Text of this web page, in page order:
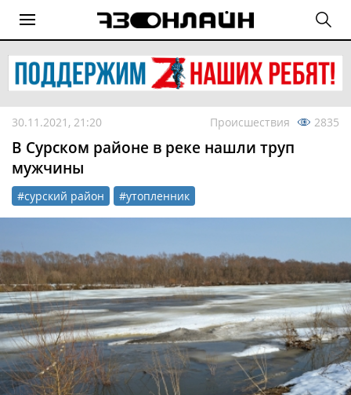
30.11.2021, 21:20 Происшествия 2835
В Сурском районе в реке нашли труп
мужчины
#сурский район #утопленник